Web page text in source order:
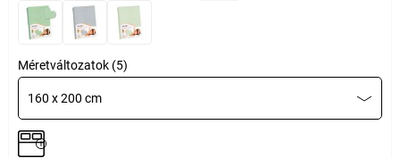
Méretváltozatok (5)
160 x 200 cm